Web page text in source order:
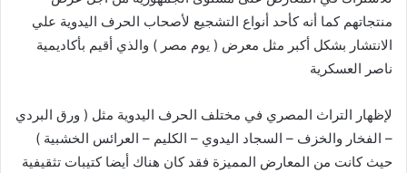
منتجاتهم كما أنه كأحد أنواع التشجيع لأصحاب الحرف اليدوية علي
الانتشار بشكل أكبر مثل معرض ( يوم مصر ) والذي أقيم بأكاديمية
ناصر العسكرية
لإظهار التراث المصري في مختلف الحرف اليدوية مثل ( ورق البردي
– الفخار والخزف – السجاد اليدوي – الكليم – العرائس الخشبية )
حيث كانت من المعارض المميزة فقد كان هناك أيضا كتيبات تثقيفية